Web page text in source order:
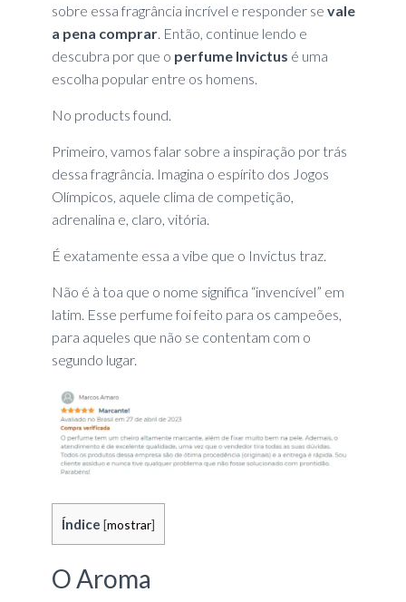
sobre essa fragrância incrível e responder se vale
a pena comprar. Então, continue lendo e
descubra por que o perfume Invictus é uma
escolha popular entre os homens.
No products found.
Primeiro, vamos falar sobre a inspiração por trás
dessa fragrância. Imagina o espírito dos Jogos
Olímpicos, aquele clima de competição,
adrenalina e, claro, vitória.
É exatamente essa a vibe que o Invictus traz.
Não é à toa que o nome significa “invencível” em
latim. Esse perfume foi feito para os campeões,
para aqueles que não se contentam com o
segundo lugar.
Índice [mostrar]
O Aroma